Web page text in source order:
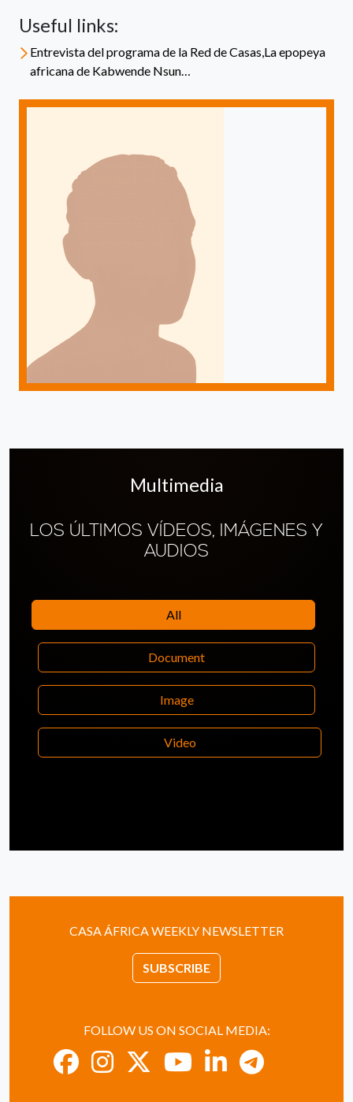
Useful links:
Entrevista del programa de la Red de Casas,La epopeya
africana de Kabwende Nsun…
Multimedia
LOS ÚLTIMOS VÍDEOS, IMÁGENES Y
AUDIOS
All
Document
Image
Video
CASA ÁFRICA WEEKLY NEWSLETTER
SUBSCRIBE
FOLLOW US ON SOCIAL MEDIA: